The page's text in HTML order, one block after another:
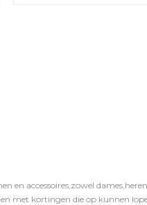
en accessoires,zowel
met kortingen die op kunnen